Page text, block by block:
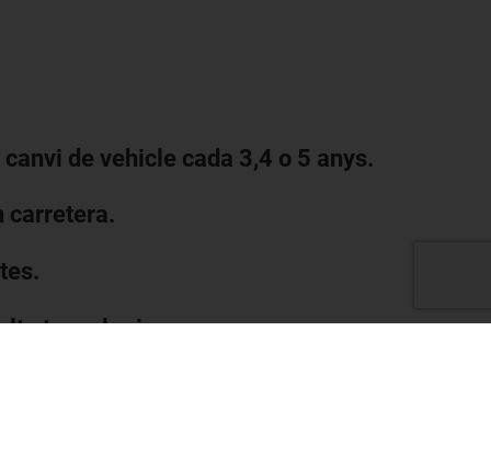
de vehicle cada 3,4 o 5 anys.
carretera.
tecnologia.